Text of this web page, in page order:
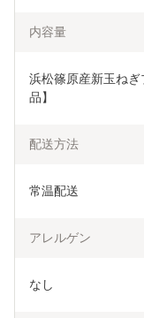
内容量
浜松篠原産新玉ねぎ
品】
配送方法
常温配送
アレルゲン
なし